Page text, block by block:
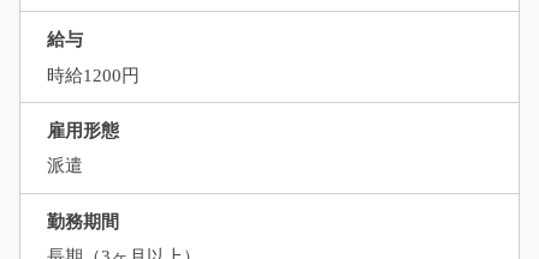
給与
時給1200円
雇用形態
派遣
勤務期間